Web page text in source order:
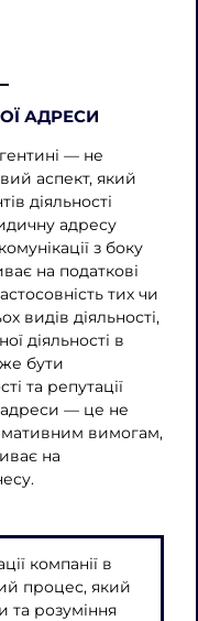
АДРЕСИ
— не
аспект, який
діяльності
адресу
з боку
на податкові
тих чи
видів діяльності,
діяльності в
бути
та репутації
адреси — це не
вимогам,
на
компанії в
процес, який
та розуміння